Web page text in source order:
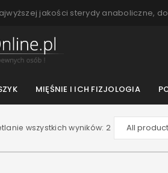
jakości sterydy anaboliczne,
MIĘŚNIE I ICH FIZJOLOGIA
wszystkich wyników: 2